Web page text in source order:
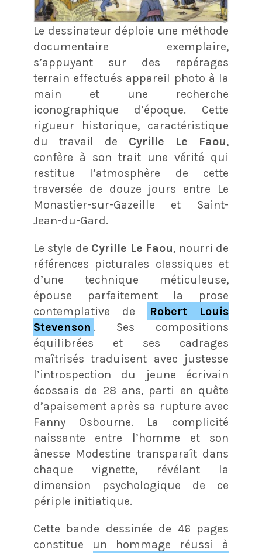
Le dessinateur déploie une méthode
documentaire exemplaire,
s’appuyant sur des repérages
terrain effectués appareil photo à la
main et une recherche
iconographique d’époque. Cette
rigueur historique, caractéristique
du travail de Cyrille Le Faou,
confère à son trait une vérité qui
restitue l’atmosphère de cette
traversée de douze jours entre Le
Monastier-sur-Gazeille et Saint-
Jean-du-Gard.
Le style de Cyrille Le Faou, nourri de
références picturales classiques et
d’une technique méticuleuse,
épouse parfaitement la prose
contemplative de
Robert Louis
Stevenson . Ses compositions
équilibrées et ses cadrages
maîtrisés traduisent avec justesse
l’introspection du jeune écrivain
écossais de 28 ans, parti en quête
d’apaisement après sa rupture avec
Fanny Osbourne. La complicité
naissante entre l’homme et son
ânesse Modestine transparaît dans
chaque vignette, révélant la
dimension psychologique de ce
périple initiatique.
Cette bande dessinée de 46 pages
constitue un hommage réussi à